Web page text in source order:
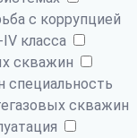
с коррупцией
класса
скважин
специальность
скважин